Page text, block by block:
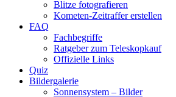
Blitze fotografieren
Kometen-Zeitraffer erstellen
FAQ
Fachbegriffe
Ratgeber zum Teleskopkauf
Offizielle Links
Quiz
Bildergalerie
Sonnensystem – Bilder